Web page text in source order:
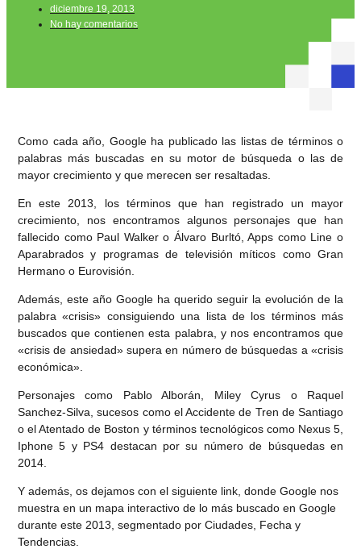
diciembre 19, 2013
No hay comentarios
Como cada año, Google ha publicado las listas de términos o
palabras más buscadas en su motor de búsqueda o las de
mayor crecimiento y que merecen ser resaltadas.
En este 2013, los términos que han registrado un mayor
crecimiento, nos encontramos algunos personajes que han
fallecido como Paul Walker o Álvaro Burltó, Apps como Line o
Aparabrados y programas de televisión míticos como Gran
Hermano o Eurovisión.
Además, este año Google ha querido seguir la evolución de la
palabra «crisis» consiguiendo una lista de los términos más
buscados que contienen esta palabra, y nos encontramos que
«crisis de ansiedad» supera en número de búsquedas a «crisis
económica».
Personajes como Pablo Alborán, Miley Cyrus o Raquel
Sanchez-Silva, sucesos como el Accidente de Tren de Santiago
o el Atentado de Boston y términos tecnológicos como Nexus 5,
Iphone 5 y PS4 destacan por su número de búsquedas en
2014.
Y además, os dejamos con el siguiente link, donde Google nos
muestra en un mapa interactivo de lo más buscado en Google
durante este 2013, segmentado por Ciudades, Fecha y
Tendencias.